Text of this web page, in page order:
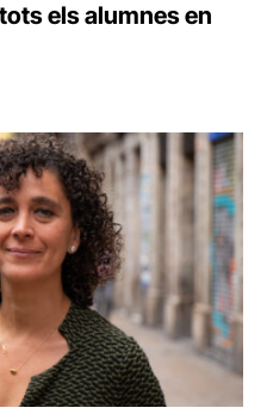
els alumnes en